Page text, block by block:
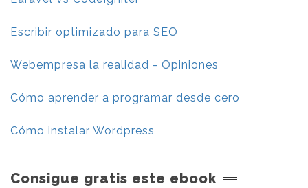
Escribir optimizado para SEO
Webempresa la realidad - Opiniones
Cómo aprender a programar desde cero
Cómo instalar Wordpress
Consigue gratis este ebook